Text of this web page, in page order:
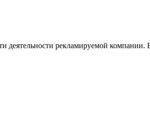
деятельности рекламируемой компании.